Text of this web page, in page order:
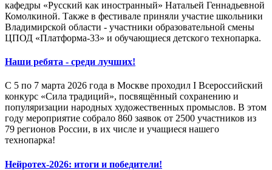
кафедры «Русский как иностранный» Натальей Геннадьевной
Комолкиной. Также в фестивале приняли участие школьники
Владимирской области - участники образовательной смены
ЦПОД «Платформа-33» и обучающиеся детского технопарка.
Наши ребята - среди лучших!
С 5 по 7 марта 2026 года в Москве проходил I Всероссийский
конкурс «Сила традиций», посвящённый сохранению и
популяризации народных художественных промыслов. В этом
году мероприятие собрало 860 заявок от 2500 участников из
79 регионов России, в их числе и учащиеся нашего
технопарка!
Нейротех-2026: итоги и победители!